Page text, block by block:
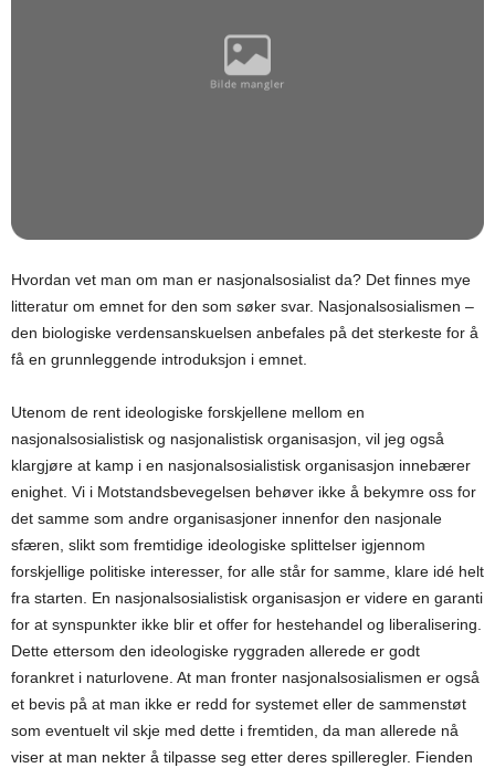
Hvordan vet man om man er nasjonalsosialist da? Det finnes mye
litteratur om emnet for den som søker svar. Nasjonalsosialismen –
den biologiske verdensanskuelsen anbefales på det sterkeste for å
få en grunnleggende introduksjon i emnet.
Utenom de rent ideologiske forskjellene mellom en
nasjonalsosialistisk og nasjonalistisk organisasjon, vil jeg også
klargjøre at kamp i en nasjonalsosialistisk organisasjon innebærer
enighet. Vi i Motstandsbevegelsen behøver ikke å bekymre oss for
det samme som andre organisasjoner innenfor den nasjonale
sfæren, slikt som fremtidige ideologiske splittelser igjennom
forskjellige politiske interesser, for alle står for samme, klare idé helt
fra starten. En nasjonalsosialistisk organisasjon er videre en garanti
for at synspunkter ikke blir et offer for hestehandel og liberalisering.
Dette ettersom den ideologiske ryggraden allerede er godt
forankret i naturlovene. At man fronter nasjonalsosialismen er også
et bevis på at man ikke er redd for systemet eller de sammenstøt
som eventuelt vil skje med dette i fremtiden, da man allerede nå
viser at man nekter å tilpasse seg etter deres spilleregler. Fienden